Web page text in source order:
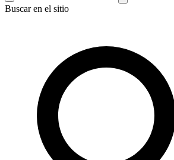
Buscar en el sitio